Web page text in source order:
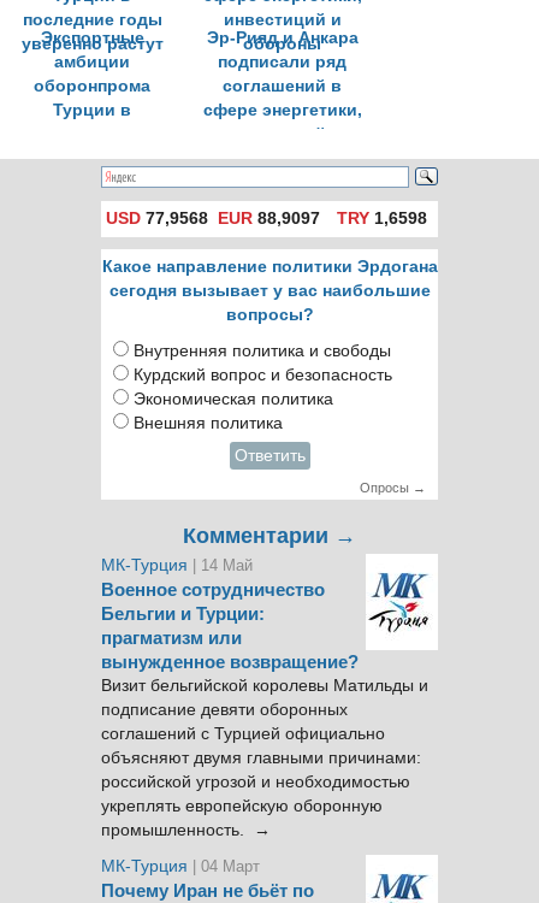
Экспортные
амбиции
оборонпрома
Турции в
уверенно растут
Эр-Рияд и Анкара
подписали ряд
соглашений в
сфере энергетики,
инвестиций и
обороны
USD 77,9568 EUR 88,9097 TRY1,6598
Какое направление политики Эрдогана
сегодня вызывает у вас наибольшие
вопросы?
Внутренняя политика и свободы
Курдский вопрос и безопасность
Экономическая политика
Внешняя политика
Ответить
Опросы →
Комментарии →
МК-Турция | 14 Май
Военное сотрудничество
Бельгии и Турции:
прагматизм или
вынужденное возвращение?
Визит бельгийской королевы Матильды и
подписание девяти оборонных
соглашений с Турцией официально
объясняют двумя главными причинами:
российской угрозой и необходимостью
укреплять европейскую оборонную
промышленность. →
МК-Турция
| 04 Март
Почему Иран не бьёт по